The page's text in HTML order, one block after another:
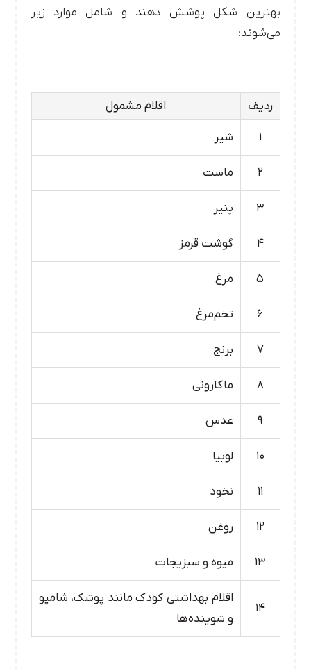
بهترین شکل پوشش دهند و شامل موارد زیر
می‌شوند:
ردیف اقلام مشمول
۱ شیر
۲ ماست
۳ پنیر
۴ گوشت قرمز
۵ مرغ
۶ تخم‌مرغ
۷ برنج
۸ ماکارونی
۹ عدس
۱۰ لوبیا
۱۱ نخود
۱۲ روغن
۱۳ میوه و سبزیجات
۱۴
اقلام بهداشتی کودک مانند پوشک، شامپو
و شوینده‌ها